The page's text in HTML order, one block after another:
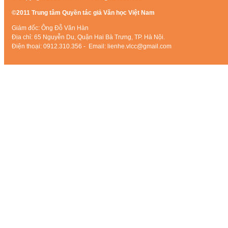
©2011 Trung tâm Quyền tác giả Văn học Việt Nam
Giám đốc: Ông Đỗ Văn Hàn
Địa chỉ: 65 Nguyễn Du, Quận Hai Bà Trưng, TP. Hà Nội.
Điện thoại: 0912.310.356 - Email: lienhe.vlcc@gmail.com